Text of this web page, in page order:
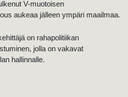
V-muotoisen
aukeaa jälleen ympäri maailmaa.
on rahapolitiikan
jolla on vakavat
hallinnalle.